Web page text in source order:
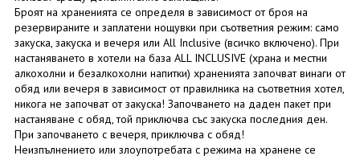
Броят на храненията се определя в зависимост от броя на
резервираните и заплатени нощувки при съответния режим: само
закуска, закуска и вечеря или All Inclusive (всичко включено). При
настаняването в хотели на база ALL INCLUSIVE (храна и местни
алкохолни и безалкохолни напитки) храненията започват винаги от
обяд или вечеря в зависимост от правилника на съответния хотел,
никога не започват от закуска! Започването на даден пакет при
настаняване с обяд, той приключва със закуска последния ден.
При започването с вечеря, приключва с обяд!
Неизпълнението или злоупотребата с режима на хранене се